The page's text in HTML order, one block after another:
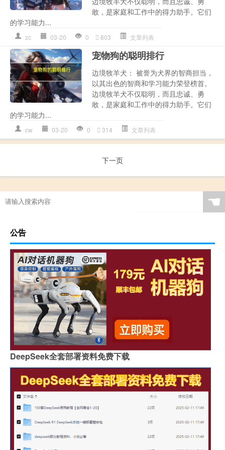
敢，是家庭和工作中的得力助手。它们
的学习能力...
zc 03-20 0 803 文章列表
宠物狗的聪明排行
边境牧羊犬： 被誉为犬界的智商担当，
以其出色的智商和学习能力荣登榜首。
边境牧羊犬不仅聪明，而且忠诚、勇
敢，是家庭和工作中的得力助手。它们
的学习能力...
cw 03-20 0 314 文章列表
下一页
☚
公告
DeepSeek全套部署资料免费下载